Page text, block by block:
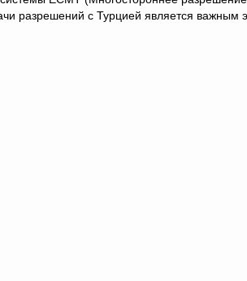
разрешений с Турцией является важным